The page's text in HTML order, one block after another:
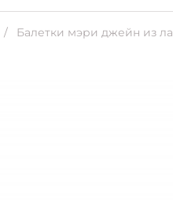
Балетки мэри джейн из